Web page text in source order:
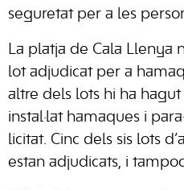
seguretat per a les
La platja de Cala Llenya
lot adjudicat per a
altre dels lots hi ha
instal·lat hamaques i
licitat. Cinc dels sis lots
estan adjudicats, i